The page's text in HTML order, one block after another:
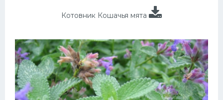
Котовник Кошачья мята